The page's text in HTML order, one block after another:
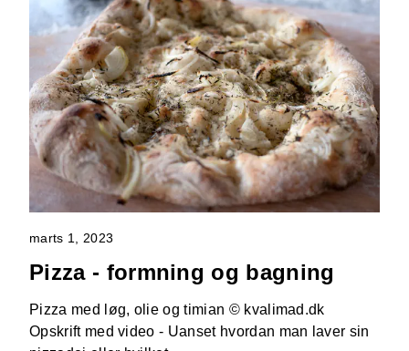
marts 1, 2023
Pizza - formning og bagning
Pizza med løg, olie og timian © kvalimad.dk
Opskrift med video - Uanset hvordan man laver sin